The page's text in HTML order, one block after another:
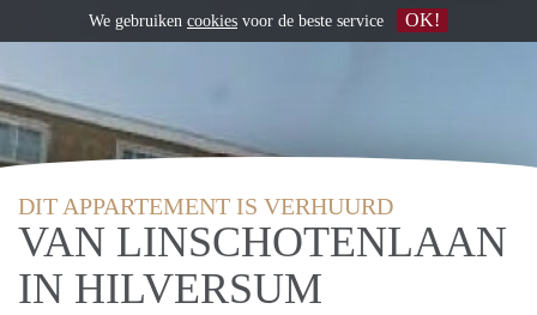
DIT APPARTEMENT IS VERHUURD
VAN LINSCHOTENLAAN
IN HILVERSUM
We gebruiken cookies voor de beste service OK!